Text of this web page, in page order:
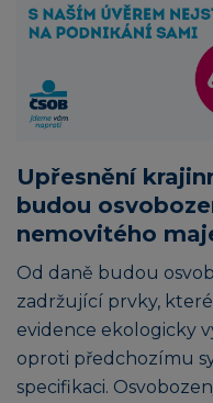
Upřesnění
budou
nemovitého
Od daně budou
zadržující prvky,
evidence ekologicky
oproti předchozímu
specifikaci.